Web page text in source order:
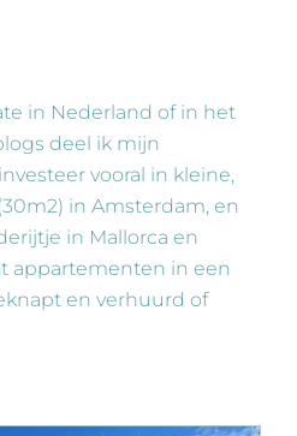
in Nederland of in het
deel ik mijn
vooral in kleine,
in Amsterdam, en
in Mallorca en
appartementen in een
en verhuurd of